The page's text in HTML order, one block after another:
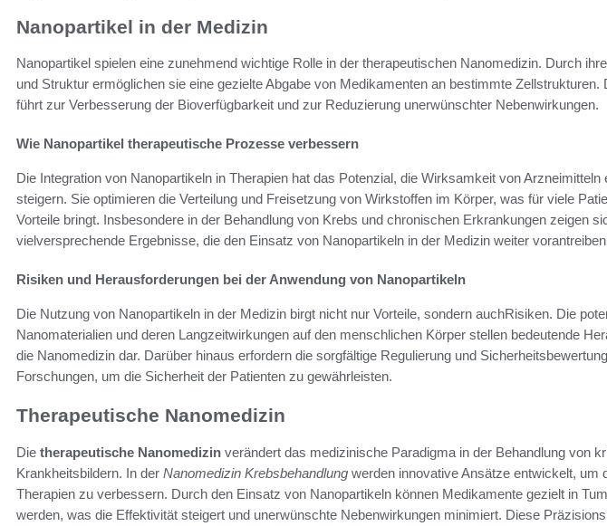
Nanopartikel in der Medizin
Nanopartikel spielen eine zunehmend wichtige Rolle in der therapeutischen Nanomedizin. Durch
und Struktur ermöglichen sie eine gezielte Abgabe von Medikamenten an bestimmte Zellstrukturen.
führt zur Verbesserung der Bioverfügbarkeit und zur Reduzierung unerwünschter Nebenwirkungen.
Wie Nanopartikel therapeutische Prozesse verbessern
Die Integration von Nanopartikeln in Therapien hat das Potenzial, die Wirksamkeit von Arzneimitteln
steigern. Sie optimieren die Verteilung und Freisetzung von Wirkstoffen im Körper, was für viele
Vorteile bringt. Insbesondere in der Behandlung von Krebs und chronischen Erkrankungen zeigen
vielversprechende Ergebnisse, die den Einsatz von Nanopartikeln in der Medizin weiter
Risiken und Herausforderungen bei der Anwendung von Nanopartikeln
Die Nutzung von Nanopartikeln in der Medizin birgt nicht nur Vorteile, sondern auchRisiken. Die
Nanomaterialien und deren Langzeitwirkungen auf den menschlichen Körper stellen bedeutende
die Nanomedizin dar. Darüber hinaus erfordern die sorgfältige Regulierung und
Forschungen, um die Sicherheit der Patienten zu gewährleisten.
Therapeutische Nanomedizin
Die therapeutische Nanomedizin verändert das medizinische Paradigma in der Behandlung von
Krankheitsbildern. In der Nanomedizin Krebsbehandlung werden innovative Ansätze entwickelt, um
Therapien zu verbessern. Durch den Einsatz von Nanopartikeln können Medikamente gezielt in
werden, was die Effektivität steigert und unerwünschte Nebenwirkungen minimiert. Diese